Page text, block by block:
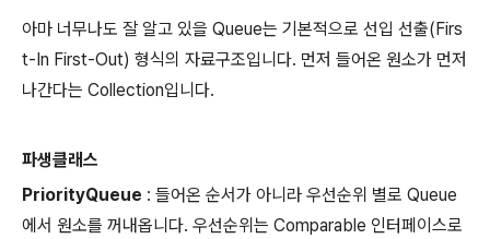
아마 너무나도 잘 알고 있을 Queue는 기본적으로 선입 선출(Firs
t-In First-Out) 형식의 자료구조입니다. 먼저 들어온 원소가 먼저
나간다는 Collection입니다.
파생클래스
PriorityQueue : 들어온 순서가 아니라 우선순위 별로 Queue
에서 원소를 꺼내옵니다. 우선순위는 Comparable 인터페이스로